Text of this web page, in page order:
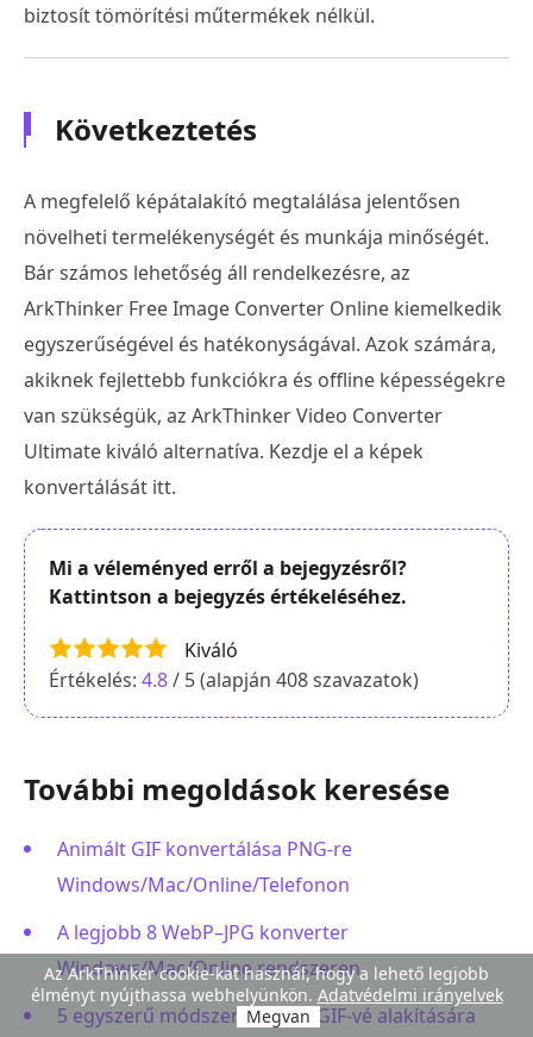
biztosít tömörítési műtermékek nélkül.
Következtetés
A megfelelő képátalakító megtalálása jelentősen
növelheti termelékenységét és munkája minőségét.
Bár számos lehetőség áll rendelkezésre, az
ArkThinker Free Image Converter Online kiemelkedik
egyszerűségével és hatékonyságával. Azok számára,
akiknek fejlettebb funkciókra és offline képességekre
van szükségük, az ArkThinker Video Converter
Ultimate kiváló alternatíva. Kezdje el a képek
konvertálását itt.
Mi a véleményed erről a bejegyzésről?
Kattintson a bejegyzés értékeléséhez.
Kiváló
Értékelés: 4.8/ 5 (alapján 408szavazatok)
További megoldások keresése
Animált GIF konvertálása PNG-re
Windows/Mac/Online/Telefonon
A legjobb 8 WebP–JPG konverter
Windows/Mac/Online rendszeren
5 egyszerű módszer a WebP GIF-vé alakítására
Az ArkThinker cookie-kat használ, hogy a lehető legjobb
élményt nyújthassa webhelyünkön. Adatvédelmi irányelvek
Megvan